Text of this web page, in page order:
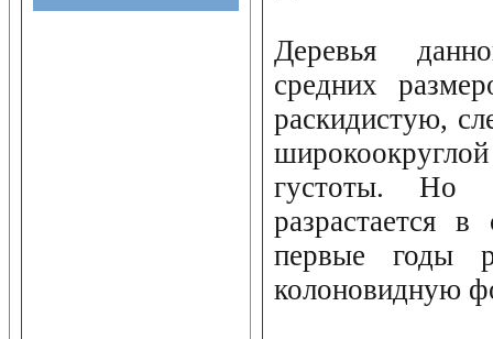
Деревья
средних
раскидистую,
густоты. Но
разрастается
первые годы
колоновидную